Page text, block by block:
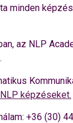
minden
az NLP
NLP képzéseket.
+36 (30)